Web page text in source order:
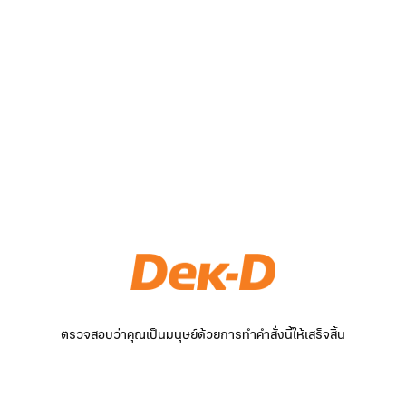
ตรวจสอบว่าคุณเป็นมนุษย์ด้วยการทำคำสั่งนี้ให้เสร็จสิ้น